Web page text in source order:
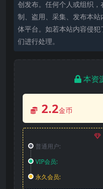
创发布。任何个人或组织
制、盗用、采集、发布本
体平台。如若本站内容侵
们进行处理。
本资
2.2金币
普通用户:
VIP会员:
永久会员: